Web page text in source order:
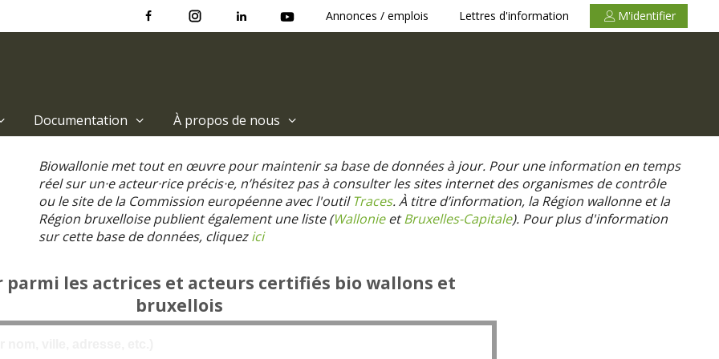
Annonces / emplois Lettres d'information M'identifier
Documentation À propos de nous
Biowallonie met tout en œuvre pour maintenir sa base de données à jour. Pour une information en temps
réel sur un·e acteur·rice précis·e, n’hésitez pas à consulter les sites internet des organismes de contrôle
ou le site de la Commission européenne avec l'outilTraces. À titre d’information, la Région wallonne et la
Région bruxelloise publient également une liste (WallonieetBruxelles-Capitale). Pour plus d'information
sur cette base de données, cliquezici
parmi les actrices et acteurs certifiés bio wallons et
bruxellois